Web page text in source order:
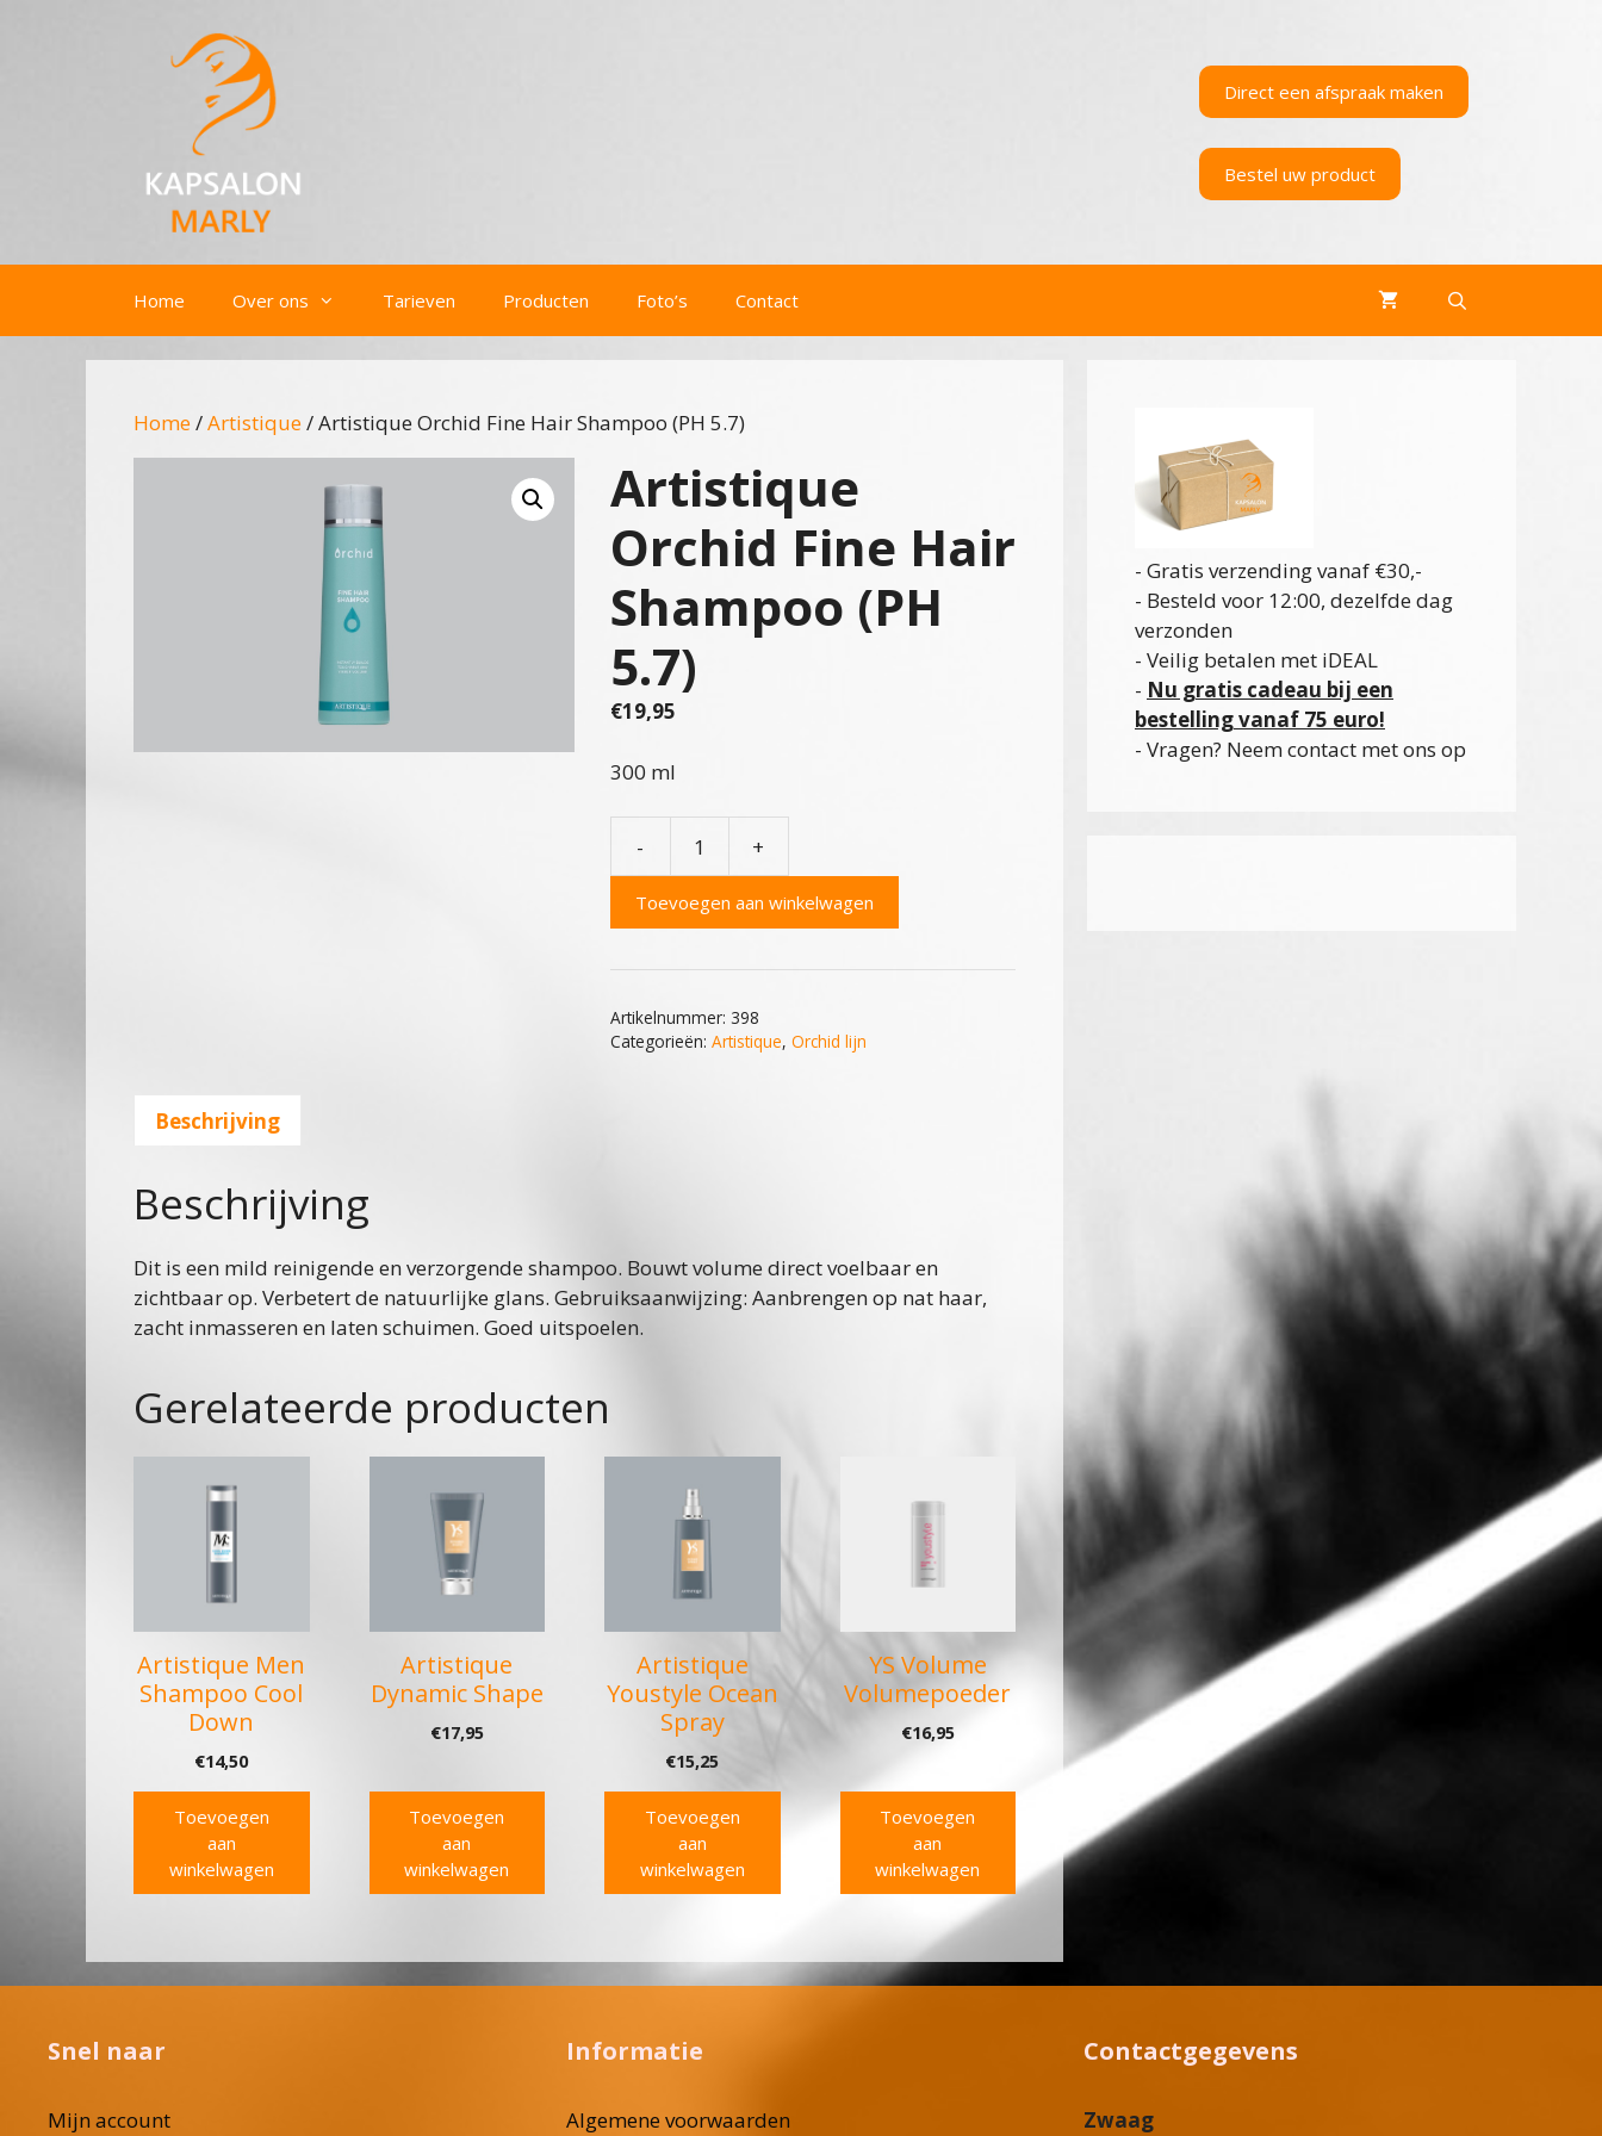
Direct een afspraak maken
Bestel uw product
Home Over ons Tarieven Producten Foto’s Contact
Home/Artistique/ Artistique Orchid Fine Hair Shampoo (PH 5.7)
Artistique
Orchid Fine Hair
Shampoo (PH
5.7)
€19,95
300 ml
-
Artistique
Shampoo
(PH
5.7)
+
Toevoegen aan winkelwagen
Artikelnummer: 398
Categorieën: Artistique, Orchid lijn
Beschrijving
Beschrijving
Dit is een mild reinigende en verzorgende shampoo. Bouwt volume direct voelbaar en
zichtbaar op. Verbetert de natuurlijke glans. Gebruiksaanwijzing: Aanbrengen op nat haar,
zacht inmasseren en laten schuimen. Goed uitspoelen.
Gerelateerde producten
Artistique Men
Shampoo Cool
Down
€14,50
Toevoegen
aan
winkelwagen
Artistique
Dynamic Shape
€17,95
Toevoegen
aan
winkelwagen
Artistique
Youstyle Ocean
Spray
€15,25
Toevoegen
aan
winkelwagen
YS Volume
Volumepoeder
€16,95
Toevoegen
aan
winkelwagen
- Gratis verzending vanaf €30,-
- Besteld voor 12:00, dezelfde dag
verzonden
- Veilig betalen met iDEAL
- Nu gratis cadeau bij een
bestelling vanaf 75 euro!
- Vragen? Neem contact met ons op
Snel naar
Mijn account
Informatie
Algemene voorwaarden
Contactgegevens
Zwaag